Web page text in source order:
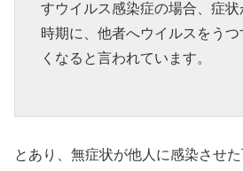
すウイルス感染症の場合、症
時期に、他者へウイルスをう
くなると言われています。
とあり、無症状が他人に感染させ